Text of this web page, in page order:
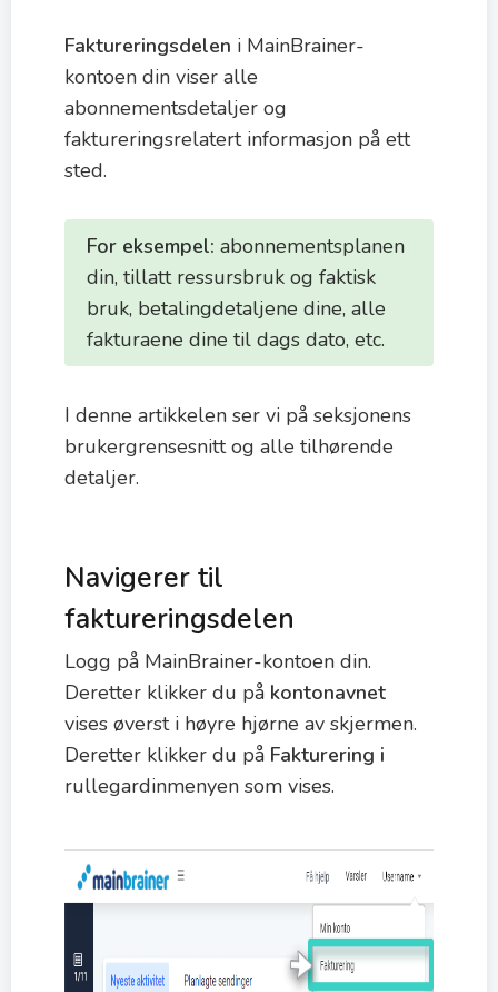
Faktureringsdelen i MainBrainer-
kontoen din viser alle
abonnementsdetaljer og
faktureringsrelatert informasjon på ett
sted.
For eksempel: abonnementsplanen
din, tillatt ressursbruk og faktisk
bruk, betalingdetaljene dine, alle
fakturaene dine til dags dato, etc.
I denne artikkelen ser vi på seksjonens
brukergrensesnitt og alle tilhørende
detaljer.
Navigerer til
faktureringsdelen
Logg på MainBrainer-kontoen din.
Deretter klikker du på kontonavnet
vises øverst i høyre hjørne av skjermen.
Deretter klikker du på Fakturering i
rullegardinmenyen som vises.